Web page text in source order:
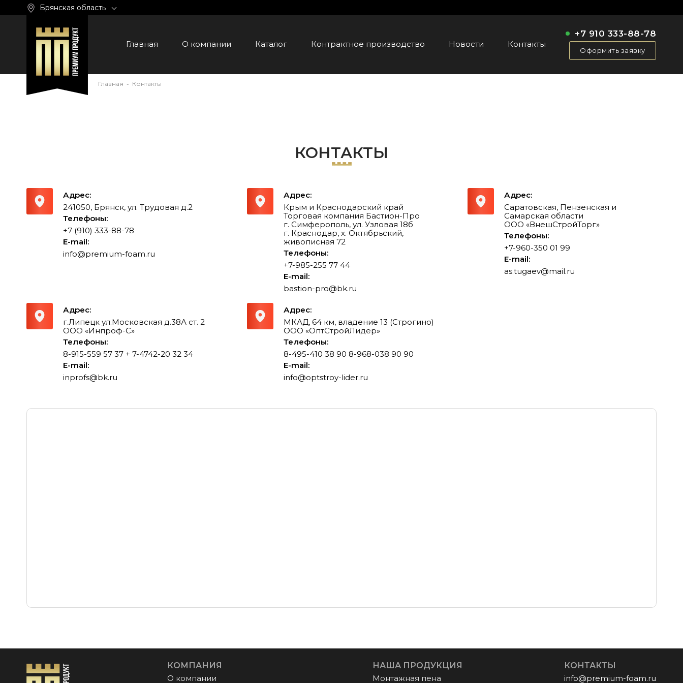
Брянская область
Главная О компании Каталог Контрактное производство Новости Контакты
+7 910 333-88-78
Оформить заявку
Главная - Контакты
КОНТАКТЫ
Адрес:
241050, Брянск, ул. Трудовая д.2
Телефоны:
+7 (910) 333-88-78
E-mail:
info@premium-foam.ru
Адрес:
Крым и Краснодарский край
Торговая компания Бастион-Про
г. Симферополь, ул. Узловая 18б
г. Краснодар, х. Октябрьский,
живописная 72
Телефоны:
+7-985-255 77 44
E-mail:
bastion-pro@bk.ru
Адрес:
Саратовская, Пензенская и
Самарская области
ООО «ВнешСтройТорг»
Телефоны:
+7-960-350 01 99
E-mail:
as.tugaev@mail.ru
Адрес:
г.Липецк ул.Московская д.38А ст. 2
ООО «Инпроф-С»
Телефоны:
8-915-559 57 37 + 7-4742-20 32 34
E-mail:
inprofs@bk.ru
Адрес:
МКАД, 64 км, владение 13 (Строгино)
ООО «ОптСтройЛидер»
Телефоны:
8-495-410 38 90 8-968-038 90 90
E-mail:
info@optstroy-lider.ru
КОМПАНИЯ
О компании
НАША ПРОДУКЦИЯ
Монтажная пена
КОНТАКТЫ
info@premium-foam.ru